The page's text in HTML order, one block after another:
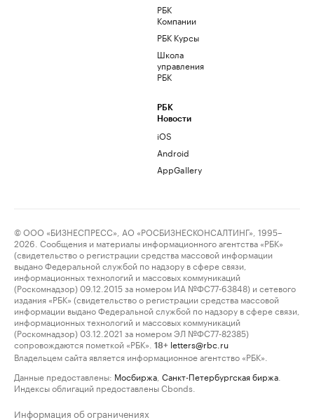
РБК
Компании
РБК Курсы
Школа
управления
РБК
РБК
Новости
iOS
Android
AppGallery
© ООО «БИЗНЕСПРЕСС», АО «РОСБИЗНЕСКОНСАЛТИНГ», 1995–
2026. Сообщения и материалы информационного агентства «РБК»
(свидетельство о регистрации средства массовой информации
выдано Федеральной службой по надзору в сфере связи,
информационных технологий и массовых коммуникаций
(Роскомнадзор) 09.12.2015 за номером ИА №ФС77-63848) и сетевого
издания «РБК» (свидетельство о регистрации средства массовой
информации выдано Федеральной службой по надзору в сфере связи,
информационных технологий и массовых коммуникаций
(Роскомнадзор) 03.12.2021 за номером ЭЛ №ФС77-82385)
сопровождаются пометкой «РБК».
18+ letters@rbc.ru
Владельцем сайта является информационное агентство «РБК».
Данные предоставлены: Мосбиржа Санкт-Петербургская биржа
Индексы облигаций предоставлены Cbonds.
Информация об ограничениях